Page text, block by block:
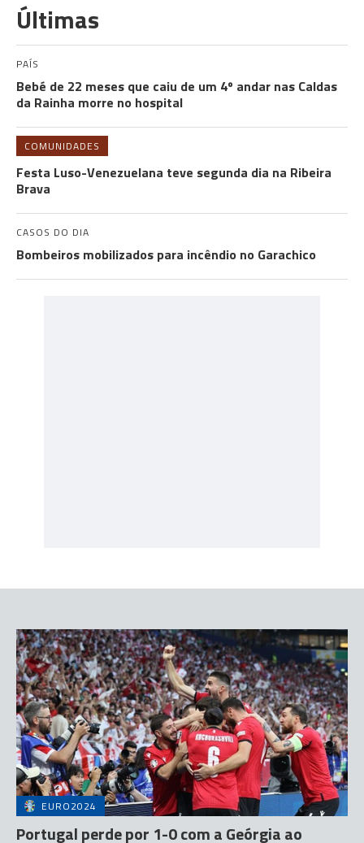
Últimas
PAÍS
Bebé de 22 meses que caiu de um 4º andar nas Caldas
da Rainha morre no hospital
COMUNIDADES
Festa Luso-Venezuelana teve segunda dia na Ribeira
Brava
CASOS DO DIA
Bombeiros mobilizados para incêndio no Garachico
EURO2024
Portugal perde por 1-0 com a Geórgia ao